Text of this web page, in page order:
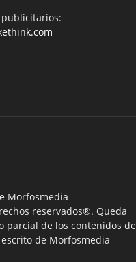
publicitarios:
Morfosmedia
reservados®. Queda
parcial de los contenidos de
de Morfosmedia